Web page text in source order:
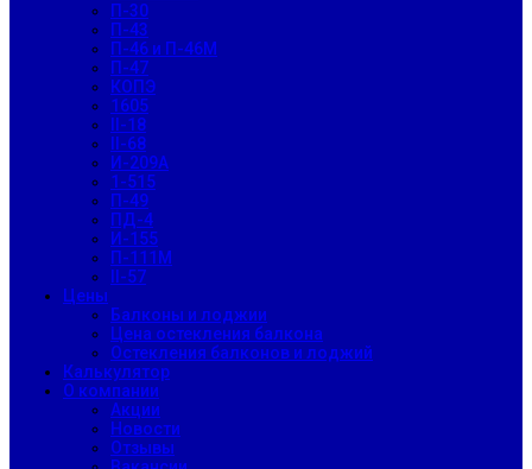
П-30
П-43
П-46 и П-46М
П-47
КОПЭ
1605
II-18
II-68
И-209А
1-515
П-49
ПД-4
И-155
П-111М
II-57
Цены
Балконы и лоджии
Цена остекления балкона
Остекления балконов и лоджий
Калькулятор
О компании
Акции
Новости
Отзывы